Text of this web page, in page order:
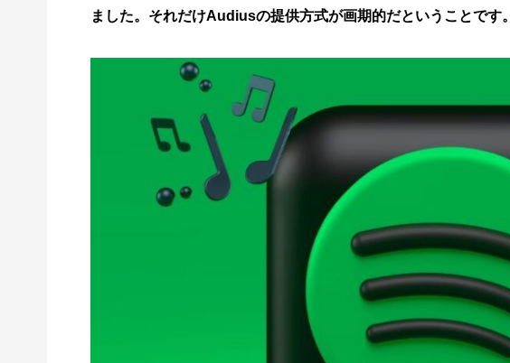
ました。それだけAudiusの提供方式が画期的だということです。